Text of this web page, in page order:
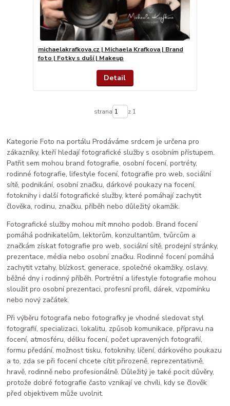
michaelakrafkova.cz | Michaela Krafkova | Brand
foto | Fotky s duší | Makeup
Detail
strana z 1
Kategorie Foto na portálu Prodáváme srdcem je určena pro
zákazníky, kteří hledají fotografické služby s osobním přístupem.
Patřit sem mohou brand fotografie, osobní focení, portréty,
rodinné fotografie, lifestyle focení, fotografie pro web, sociální
sítě, podnikání, osobní značku, dárkové poukazy na focení,
fotoknihy i další fotografické služby, které pomáhají zachytit
člověka, rodinu, značku, příběh nebo důležitý okamžik.
Fotografické služby mohou mít mnoho podob. Brand focení
pomáhá podnikatelům, lektorům, konzultantům, tvůrcům a
značkám získat fotografie pro web, sociální sítě, prodejní stránky,
prezentace, média nebo osobní značku. Rodinné focení pomáhá
zachytit vztahy, blízkost, generace, společné okamžiky, oslavy,
běžné dny i rodinný příběh. Portrétní a lifestyle fotografie mohou
sloužit pro osobní prezentaci, profesní profil, dárek, vzpomínku
nebo nový začátek.
Při výběru fotografa nebo fotografky je vhodné sledovat styl
fotografií, specializaci, lokalitu, způsob komunikace, přípravu na
focení, atmosféru, délku focení, počet upravených fotografií,
formu předání, možnost tisku, fotoknihy, líčení, dárkového poukazu
a to, zda se při focení chcete cítit přirozeně, reprezentativně,
hravě, rodinně nebo profesionálně. Důležitý je také pocit důvěry,
protože dobré fotografie často vznikají ve chvíli, kdy se člověk
před objektivem může uvolnit.